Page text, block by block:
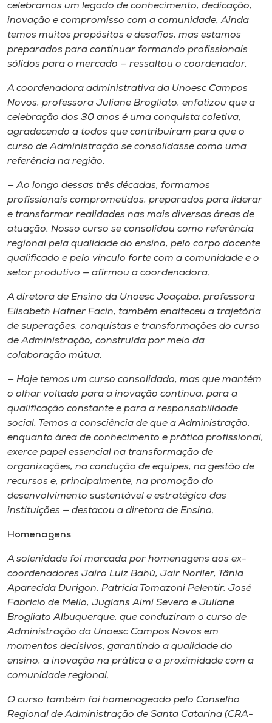
celebramos um legado de conhecimento, dedicação,
inovação e compromisso com a comunidade. Ainda
temos muitos propósitos e desafios, mas estamos
preparados para continuar formando profissionais
sólidos para o mercado — ressaltou o coordenador.
A coordenadora administrativa da Unoesc Campos
Novos, professora Juliane Brogliato, enfatizou que a
celebração dos 30 anos é uma conquista coletiva,
agradecendo a todos que contribuíram para que o
curso de Administração se consolidasse como uma
referência na região.
— Ao longo dessas três décadas, formamos
profissionais comprometidos, preparados para liderar
e transformar realidades nas mais diversas áreas de
atuação. Nosso curso se consolidou como referência
regional pela qualidade do ensino, pelo corpo docente
qualificado e pelo vínculo forte com a comunidade e o
setor produtivo — afirmou a coordenadora.
A diretora de Ensino da Unoesc Joaçaba, professora
Elisabeth Hafner Facin, também enalteceu a trajetória
de superações, conquistas e transformações do curso
de Administração, construída por meio da
colaboração mútua.
— Hoje temos um curso consolidado, mas que mantém
o olhar voltado para a inovação contínua, para a
qualificação constante e para a responsabilidade
social. Temos a consciência de que a Administração,
enquanto área de conhecimento e prática profissional,
exerce papel essencial na transformação de
organizações, na condução de equipes, na gestão de
recursos e, principalmente, na promoção do
desenvolvimento sustentável e estratégico das
instituições — destacou a diretora de Ensino.
Homenagens
A solenidade foi marcada por homenagens aos ex-
coordenadores Jairo Luiz Bahú, Jair Noriler, Tânia
Aparecida Durigon, Patrícia Tomazoni Pelentir, José
Fabrício de Mello, Juglans Aimi Severo e Juliane
Brogliato Albuquerque, que conduziram o curso de
Administração da Unoesc Campos Novos em
momentos decisivos, garantindo a qualidade do
ensino, a inovação na prática e a proximidade com a
comunidade regional.
O curso também foi homenageado pelo Conselho
Regional de Administração de Santa Catarina (CRA-